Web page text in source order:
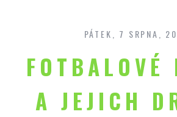
content
PÁTEK, 7 SRPNA,
FOTBALOVÉ
A JEJICH